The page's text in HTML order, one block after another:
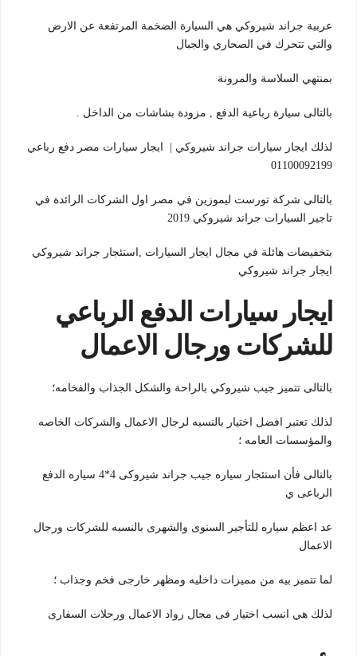
عربية جراند شيروكي هي السيارة الضخمة المرتفعة عن الارض
والتي تتحرك في الصحاري والجبال
بمنتهي السلاسة والمرونة
بالتالى سيارة رباعية الدفع , مزودة بشاشات من الداخل .
لذلك ايجار سيارات جراند شيروكي | ايجار سيارات مصر دفع رباعي
01100092199
بالتالى شركة تورست ليموزين في مصر اول الشركات الرائدة في
تاجير السيارات جراند شيروكي 2019
بتخفيضات هائلة في مجال ايجار السيارات ,استئجار جراند شيروكي
ايجار جراند شيروكي
ايجار سيارات الدفع الرباعي
للشركات ورجال الاعمال
بالتالى تتميز جيب شيروكي بالراحة والشكل الجذاب والفخامه؛
لذلك تعتبر افضل اختيار بالنسبه لرجال الاعمال والشركات الخاصه
والمؤسسات العامه ؛
بالتالى فأن استئجار سياره جيب جراند شيروكى 4*4 سياره الدفع
الرباعى ي
عد اعظم سياره للتأجير السنوى والشهرى بالنسبه للشركات ورجال
الاعمال
لما تتميز بيه من مميزات داخليه ومظهر خارجى فخم وجذاب ؛
لذلك هي انسب اختيار فى مجال رواد الاعمال ورحلات السفارى